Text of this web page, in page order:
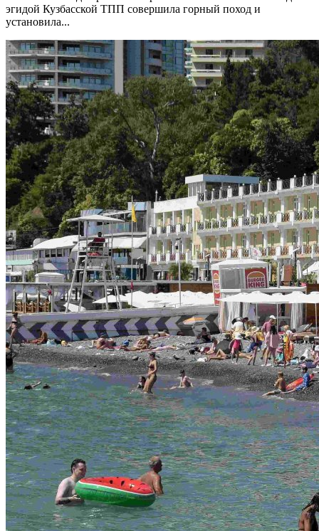
эгидой Кузбасской ТПП совершила горный поход и
установила...